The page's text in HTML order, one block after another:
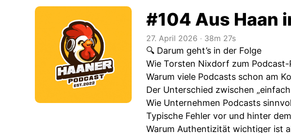
#104 Aus Haan
27. April 2026 ‧ 38m 27s
🔍 Darum geht’s in der Folge
Wie Torsten Nixdorf zum
Warum viele Podcasts schon am
Der Unterschied zwischen
Wie Unternehmen Podcasts
Typische Fehler vor und hinter
Warum Authentizität wichtiger ist